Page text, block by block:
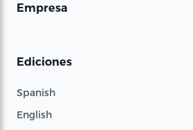
Empresa
Ediciones
Spanish
English